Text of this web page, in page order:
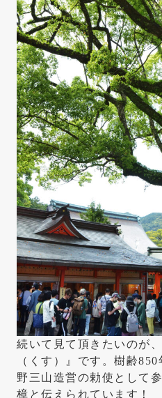
続いて見て頂きたいのが
（くす）』です。樹齢
野三山造営の勅使として
樟と伝えられています！